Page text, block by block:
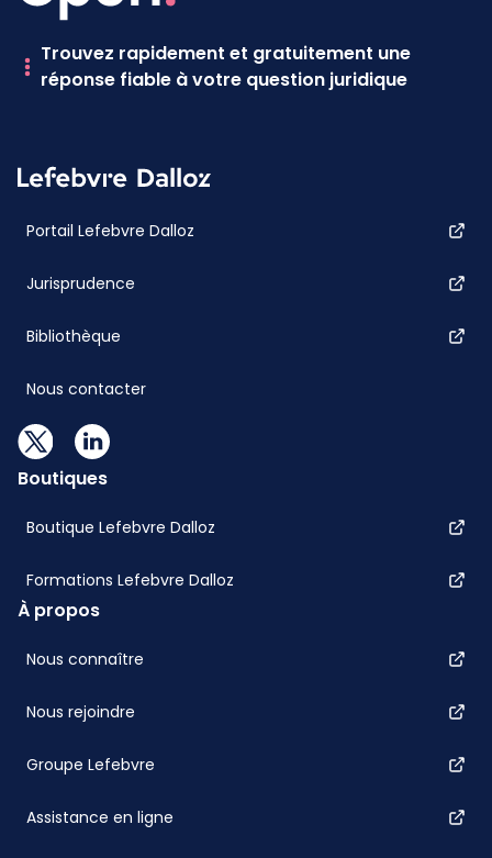
Trouvez rapidement et gratuitement une
réponse fiable à votre question juridique
Portail Lefebvre Dalloz
Jurisprudence
Bibliothèque
Nous contacter
Boutiques
Boutique Lefebvre Dalloz
Formations Lefebvre Dalloz
À propos
Nous connaître
Nous rejoindre
Groupe Lefebvre
Assistance en ligne